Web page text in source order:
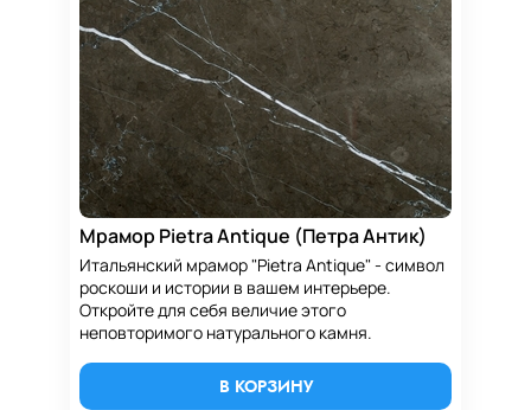
Мрамор Pietra Antique (Петра Антик)
Итальянский мрамор "Pietra Antique" - символ
роскоши и истории в вашем интерьере.
Откройте для себя величие этого
неповторимого натурального камня.
В КОРЗИНУ